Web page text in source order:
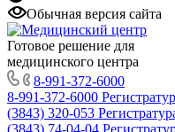
Обычная версия сайта
Готовое решение для
медицинского центра
8-991-372-6000
8-991-372-6000
(3843) 320-053
(3843) 74-04-04